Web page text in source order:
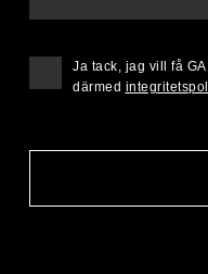
Ja tack, jag vill få
därmed